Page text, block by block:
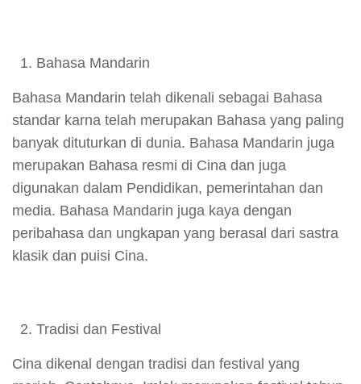
Bahasa Mandarin
Bahasa Mandarin telah dikenali sebagai Bahasa
standar karna telah merupakan Bahasa yang paling
banyak dituturkan di dunia. Bahasa Mandarin juga
merupakan Bahasa resmi di Cina dan juga
digunakan dalam Pendidikan, pemerintahan dan
media. Bahasa Mandarin juga kaya dengan
peribahasa dan ungkapan yang berasal dari sastra
klasik dan puisi Cina.
Tradisi dan Festival
Cina dikenal dengan tradisi dan festival yang